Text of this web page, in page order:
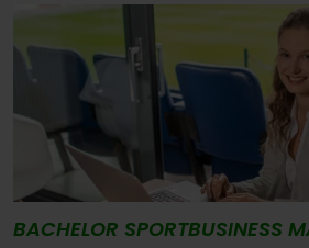
BACHELOR SPORTBUSINESS